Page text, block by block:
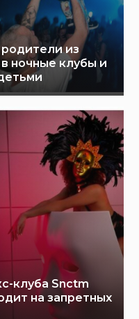
из
ночные клубы и
клуба Snctm
на запретных